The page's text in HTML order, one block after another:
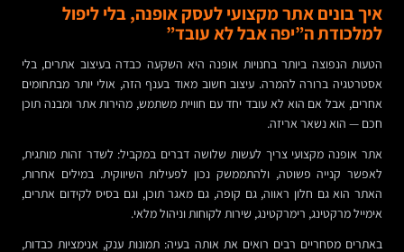
איך בונים אתר מקצועי לעסק אופנה, בלי ליפול
למלכודת ה”יפה אבל לא עובד”
הטעות הנפוצה ביותר בחנויות אופנה היא השקעה כבדה בעיצוב אתרים, בלי
אסטרטגיה ברורה להמרה. עיצוב חשוב מאוד בענף הזה, אולי יותר מבתחומים
אחרים, אבל אם הוא לא עובד יחד עם חוויית משתמש, מהירות אתר ומבנה תוכן
חכם — הוא נשאר אריזה.
אתר אופנה מקצועי צריך לעשות שלושה דברים במקביל: לשדר זהות מותגית,
לאפשר קנייה פשוטה, ולהתממשק נכון לפעילות השיווקית. במילים אחרות,
האתר הוא גם חלון ראווה, גם קופה, גם מאגר תוכן, וגם בסיס לקידום אתרים,
אימייל מרקטינג, רימרקטינג, שירות לקוחות וניהול מלאי.
באתרים מסחריים רבים רואים את אותה בעיה: תמונות ענק, אנימציות כבדות,